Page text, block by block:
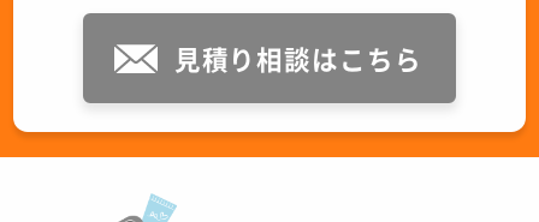
見積り相談はこちら